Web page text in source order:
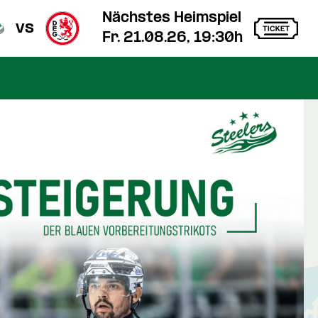
vs
Nächstes Heimspiel
Fr. 21.08.26, 19:30h